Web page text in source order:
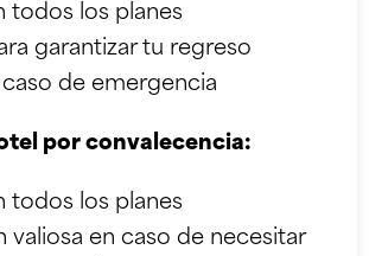
todos los planes
garantizar tu regreso
de emergencia
por convalecencia:
todos los planes
valiosa en caso de necesitar